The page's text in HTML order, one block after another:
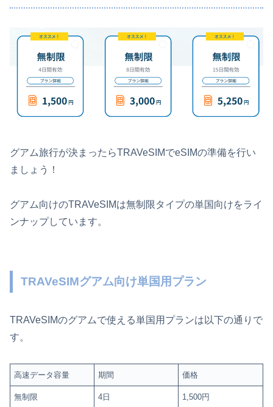
グアム旅行が決まったらTRAVeSIMでeSIMの準備を行い
ましょう！
グアム向けのTRAVeSIMは無制限タイプの単国向けをライ
ンナップしています。
TRAVeSIMグアム向け単国用プラン
TRAVeSIMのグアムで使える単国用プランは以下の通りで
す。
高速データ容量 期間 価格
無制限 4日 1,500円